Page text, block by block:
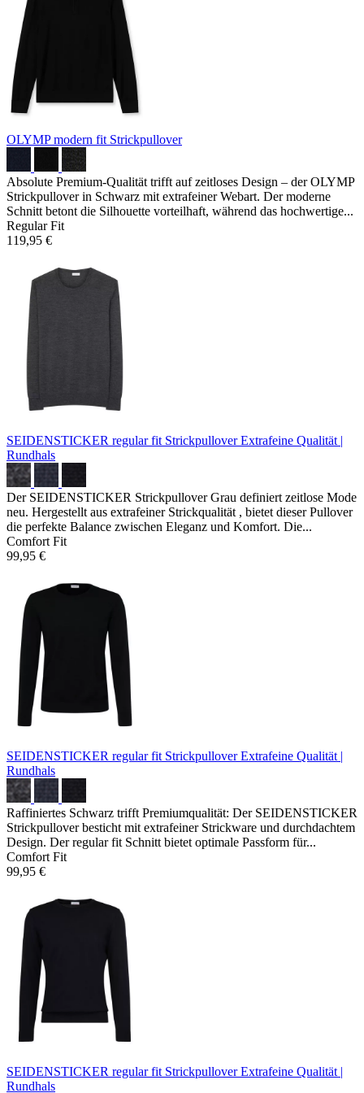
OLYMP modern fit Strickpullover
Absolute Premium-Qualität trifft auf zeitloses Design – der OLYMP
Strickpullover in Schwarz mit extrafeiner Webart. Der moderne
Schnitt betont die Silhouette vorteilhaft, während das hochwertige...
Regular Fit
119,95 €
SEIDENSTICKER regular fit StrickpulloverExtrafeine Qualität |
Rundhals
Der SEIDENSTICKER Strickpullover Grau definiert zeitlose Mode
neu. Hergestellt aus extrafeiner Strickqualität , bietet dieser Pullover
die perfekte Balance zwischen Eleganz und Komfort. Die...
Comfort Fit
99,95 €
SEIDENSTICKER regular fit StrickpulloverExtrafeine Qualität |
Rundhals
Raffiniertes Schwarz trifft Premiumqualität: Der SEIDENSTICKER
Strickpullover besticht mit extrafeiner Strickware und durchdachtem
Design. Der regular fit Schnitt bietet optimale Passform für...
Comfort Fit
99,95 €
SEIDENSTICKER regular fit StrickpulloverExtrafeine Qualität |
Rundhals